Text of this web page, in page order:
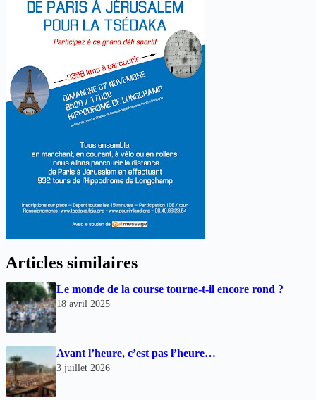
Articles similaires
Le monde de la course tourne-t-il encore rond ?
18 avril 2025
Avant l’heure, c’est pas l’heure…
3 juillet 2026